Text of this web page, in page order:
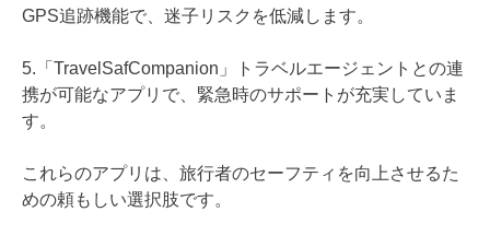
GPS追跡機能で、迷子リスクを低減します。
5.「TravelSafCompanion」トラベルエージェントとの連
携が可能なアプリで、緊急時のサポートが充実していま
す。
これらのアプリは、旅行者のセーフティを向上させるた
めの頼もしい選択肢です。